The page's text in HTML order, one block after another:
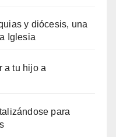
y diócesis, una
Iglesia
a tu hijo a
para